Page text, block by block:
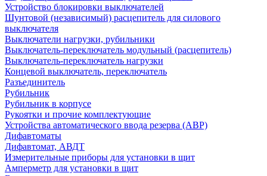
Устройство блокировки выключателей
Шунтовой (независимый) расцепитель для силового
выключателя
Выключатели нагрузки, рубильники
Выключатель-переключатель модульный (расцепитель)
Выключатель-переключатель нагрузки
Концевой выключатель, переключатель
Разъединитель
Рубильник
Рубильник в корпусе
Рукоятки и прочие комплектующие
Устройства автоматического ввода резерва (АВР)
Дифавтоматы
Дифавтомат, АВДТ
Измерительные приборы для установки в щит
Амперметр для установки в щит